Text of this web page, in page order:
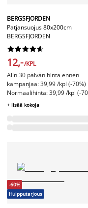
BERGSFJORDEN
Patjansuojus 80x200cm
BERGSFJORDEN






12,-/KPL
Alin 30 päivän hinta ennen
kampanjaa: 39,99 /kpl (-70%)
Normaalihinta: 39,99 /kpl (-
+ lisää kokoja
-60%
Huipputarjous